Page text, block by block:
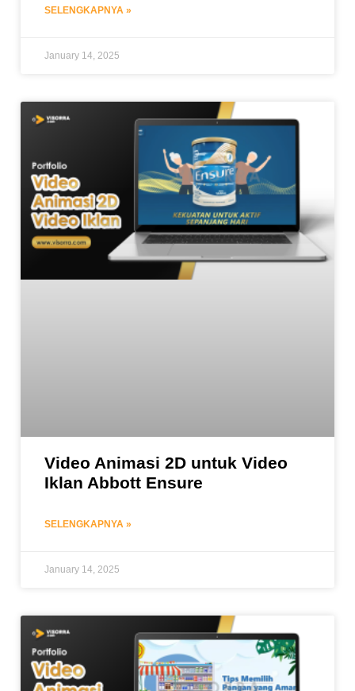
SELENGKAPNYA »
January 14, 2025
Video Animasi 2D untuk Video
Iklan Abbott Ensure
SELENGKAPNYA »
January 14, 2025